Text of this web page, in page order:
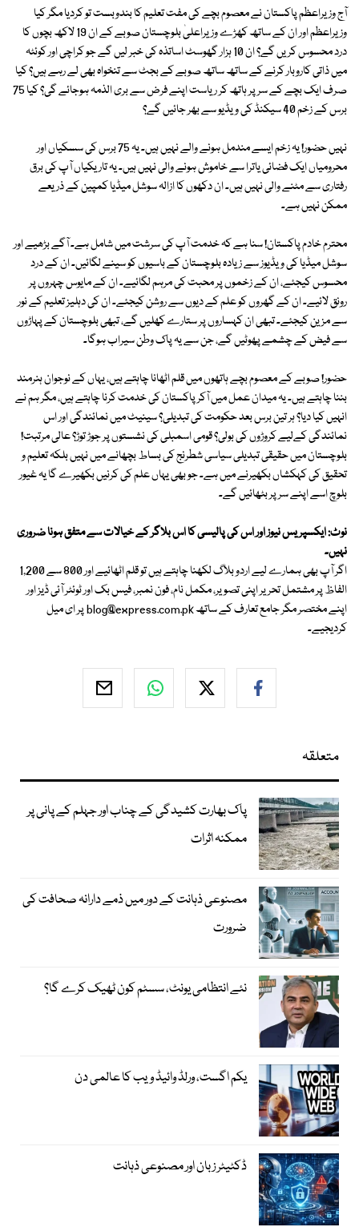
آج وزیراعظم پاکستان نے معصوم بچے کی مفت تعلیم کا بندوبست تو کردیا مگر کیا
وزیراعظم اور ان کے ساتھ کھڑے وزیراعلیٰ بلوچستان صوبے کے ان 19 لاکھ بچوں کا
درد محسوس کریں گے؟ ان 10 ہزار گھوسٹ اساتذہ کی خبر لیں گے جو کراچی اور کوئٹہ
میں ذاتی کاروبار کرنے کے ساتھ ساتھ صوبے کے بجٹ سے تنخواہ بھی لے رہے ہیں؟ کیا
صرف ایک بچے کے سر پر ہاتھ کر ریاست اپنے فرض سے بری الذمہ ہوجائے گی؟ کیا 75
برس کے زخم 40 سیکنڈ کی ویڈیو سے بھر جائیں گے؟
نہیں حضور! یہ زخم ایسے مندمل ہونے والے نہیں ہیں۔ یہ 75 برس کی سسکیاں اور
محرومیاں ایک فضائی یاترا سے خاموش ہونے والی نہیں ہیں۔ یہ تاریکیاں آپ کی برق
رفتاری سے مٹنے والی نہیں ہیں۔ ان دکھوں کا ازالہ سوشل میڈیا کمپین کے ذریعے
ممکن نہیں ہے۔
محترم خادم پاکستان! سنا ہے کہ خدمت آپ کی سرشت میں شامل ہے۔ آگے بڑھیے اور
سوشل میڈیا کی ویڈیوز سے زیادہ بلوچستان کے باسیوں کو سینے لگائیں۔ ان کے درد
محسوس کیجئے، ان کے زخموں پر محبت کی مرہم لگائیے۔ ان کے مایوس چہروں پر
رونق لائیے۔ ان کے گھروں کو علم کے دیوں سے روشن کیجئے۔ ان کی دہلیز تعلیم کے نور
سے مزین کیجئے۔ تبھی ان کہساروں پر ستارے کھلیں گے، تبھی بلوچستان کے پہاڑوں
سے فیض کے چشمے پھوٹیں گے، جن سے یہ پاک وطن سیراب ہوگا۔
حضور! صوبے کے معصوم بچے ہاتھوں میں قلم اٹھانا چاہتے ہیں، یہاں کے نوجوان ہنرمند
بننا چاہتے ہیں۔ یہ میدان عمل میں آکر پاکستان کی خدمت کرنا چاہتے ہیں، مگر ہم نے
انہیں کیا دیا؟ ہر تین برس بعد حکومت کی تبدیلی؟ سینیٹ میں نمائندگی اور اس
نمائندگی کےلیے کروڑوں کی بولی؟ قومی اسمبلی کی نشستوں پر جوڑ توڑ؟ عالی مرتبت!
بلوچستان میں حقیقی تبدیلی سیاسی شطرنج کی بساط بچھانے میں نہیں بلکہ تعلیم و
تحقیق کی کہکشاں بکھیرنے میں ہے۔ جو بھی یہاں علم کی کرنیں بکھیرے گا یہ غیور
بلوچ اسے اپنے سر پر بٹھائیں گے۔
نوٹ: ایکسپریس نیوز اور اس کی پالیسی کا اس بلاگر کے خیالات سے متفق ہونا ضروری
نہیں۔
اگر آپ بھی ہمارے لیے اردو بلاگ لکھنا چاہتے ہیں تو قلم اٹھائیے اور 800 سے 1,200
الفاظ پر مشتمل تحریر اپنی تصویر، مکمل نام، فون نمبر، فیس بک اور ٹوئٹر آئی ڈیز اور
اپنے مختصر مگر جامع تعارف کے ساتھblog@express.com.pkپر ای میل
کردیجیے۔
متعلقہ
پاک بھارت کشیدگی کے چناب اور جہلم کے پانی پر
ممکنہ اثرات
مصنوعی ذہانت کے دور میں ذمے دارانہ صحافت کی
ضرورت
نئے انتظامی یونٹ، سسٹم کون ٹھیک کرے گا؟
یکم اگست، ورلڈ وائیڈ ویب کا عالمی دن
ڈکٹیٹر زبان اور مصنوعی ذہانت